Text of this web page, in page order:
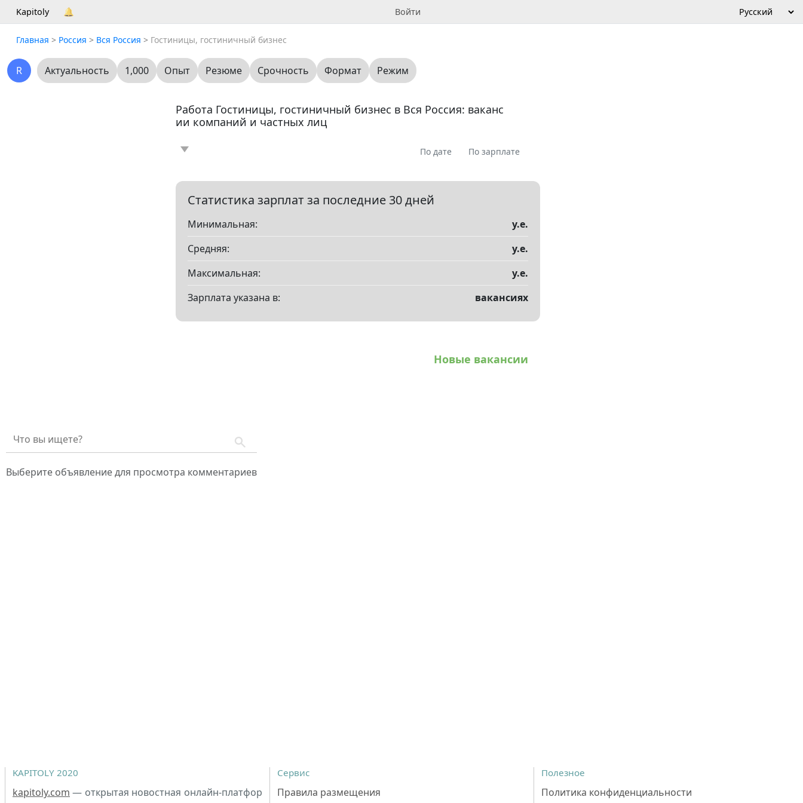
Kapitoly 🔔 Войти
Главная > Россия > Вся Россия > Гостиницы, гостиничный бизнес
R Актуальность 1,000 Опыт Резюме Срочность Формат Режим
Работа Гостиницы, гостиничный бизнес в Вся Россия: ваканс
ии компаний и частных лиц
Все
Показать все разделы
По дате По зарплате
Статистика зарплат за последние 30 дней
Минимальная:
у.е.
Средняя:
у.е.
Максимальная:
у.е.
Зарплата указана в:
вакансиях
Новые вакансии
Выберите объявление для просмотра комментариев
KAPITOLY 2020
kapitoly.com — открытая новостная онлайн-платфор
Сервис
Правила размещения
Полезное
Политика конфиденциальности